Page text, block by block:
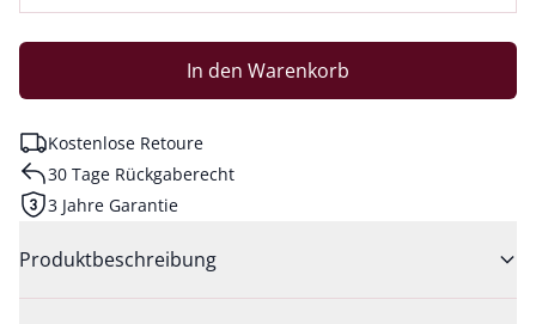
In den Warenkorb
Kostenlose Retoure
30 Tage Rückgaberecht
3 Jahre Garantie
Produktbeschreibung